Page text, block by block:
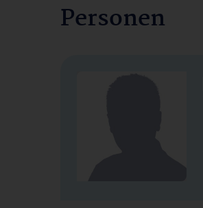
Personen